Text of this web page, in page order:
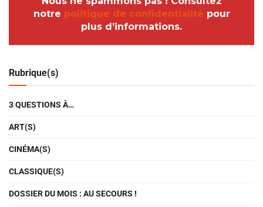
notre politique de confidentialité pour
plus d’informations.
Rubrique(s)
3 QUESTIONS À…
ART(S)
CINÉMA(S)
CLASSIQUE(S)
DOSSIER DU MOIS : AU SECOURS !